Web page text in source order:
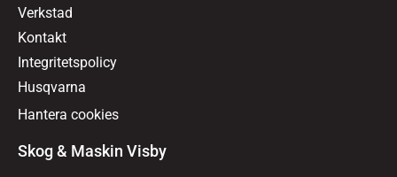
Verkstad
Kontakt
Integritetspolicy
Husqvarna
Hantera cookies
Skog & Maskin Visby